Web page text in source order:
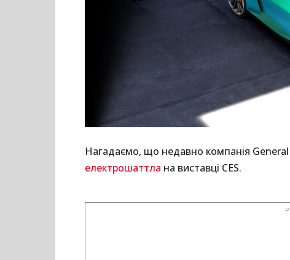
Нагадаємо, що недавно компанія
електрошаттла на виставці CES.